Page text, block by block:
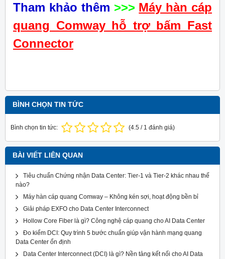
Tham khảo thêm >>> Máy hàn cáp
quang Comway hỗ trợ bấm Fast
Connector
BÌNH CHỌN TIN TỨC
Bình chọn tin tức: (4.5 / 1 đánh giá)
BÀI VIẾT LIÊN QUAN
Tiêu chuẩn Chứng nhận Data Center: Tier-1 và Tier-2 khác nhau thế
nào?
Máy hàn cáp quang Comway – Không kén sợi, hoạt động bền bỉ
Giải pháp EXFO cho Data Center Interconnect
Hollow Core Fiber là gì? Công nghệ cáp quang cho AI Data Center
Đo kiểm DCI: Quy trình 5 bước chuẩn giúp vận hành mạng quang
Data Center ổn định
Data Center Interconnect (DCI) là gì? Nền tảng kết nối cho AI Data